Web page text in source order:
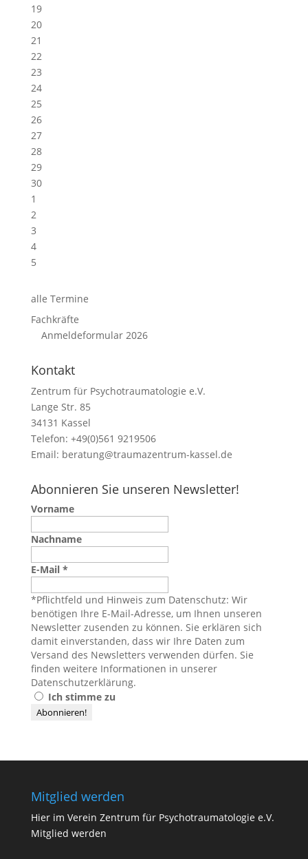
19
20
21
22
23
24
25
26
27
28
29
30
1
2
3
4
5
alle Termine
Fachkräfte
Anmeldeformular 2026
Kontakt
Zentrum für Psychotraumatologie e.V.
Lange Str. 85
34131 Kassel
Telefon: +49(0)561 9219506
Email: beratung@traumazentrum-kassel.de
Abonnieren Sie unseren Newsletter!
Vorname
Nachname
E-Mail *
*Pflichtfeld und Hinweis zum Datenschutz: Wir
benötigen Ihre E-Mail-Adresse, um Ihnen unseren
Newsletter zusenden zu können. Sie erklären sich
damit einverstanden, dass wir Ihre Daten zum
Versand des Newsletters verwenden dürfen. Sie
finden weitere Informationen in unserer
Datenschutzerklärung.
Ich stimme zu
Mitglied werden
Hier im Verein Zentrum für Psychotraumatologie e.V.
Mitglied werden